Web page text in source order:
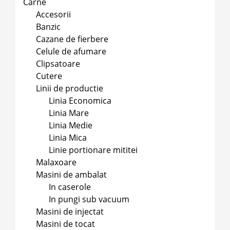
Accesorii
Banzic
Cazane de fierbere
Celule de afumare
Clipsatoare
Cutere
Linii de productie
Linia Economica
Linia Mare
Linia Medie
Linia Mica
Linie portionare mititei
Malaxoare
Masini de ambalat
In caserole
In pungi sub vacuum
Masini de injectat
Masini de tocat